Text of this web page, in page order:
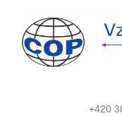
+420